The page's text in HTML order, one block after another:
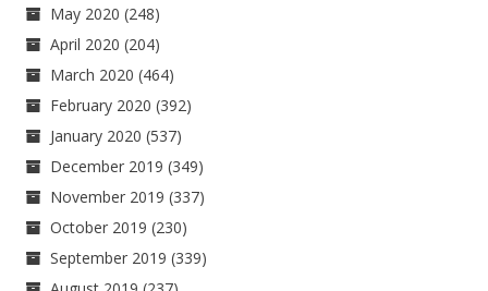
May 2020 (248)
April 2020 (204)
March 2020 (464)
February 2020 (392)
January 2020 (537)
December 2019 (349)
November 2019 (337)
October 2019 (230)
September 2019 (339)